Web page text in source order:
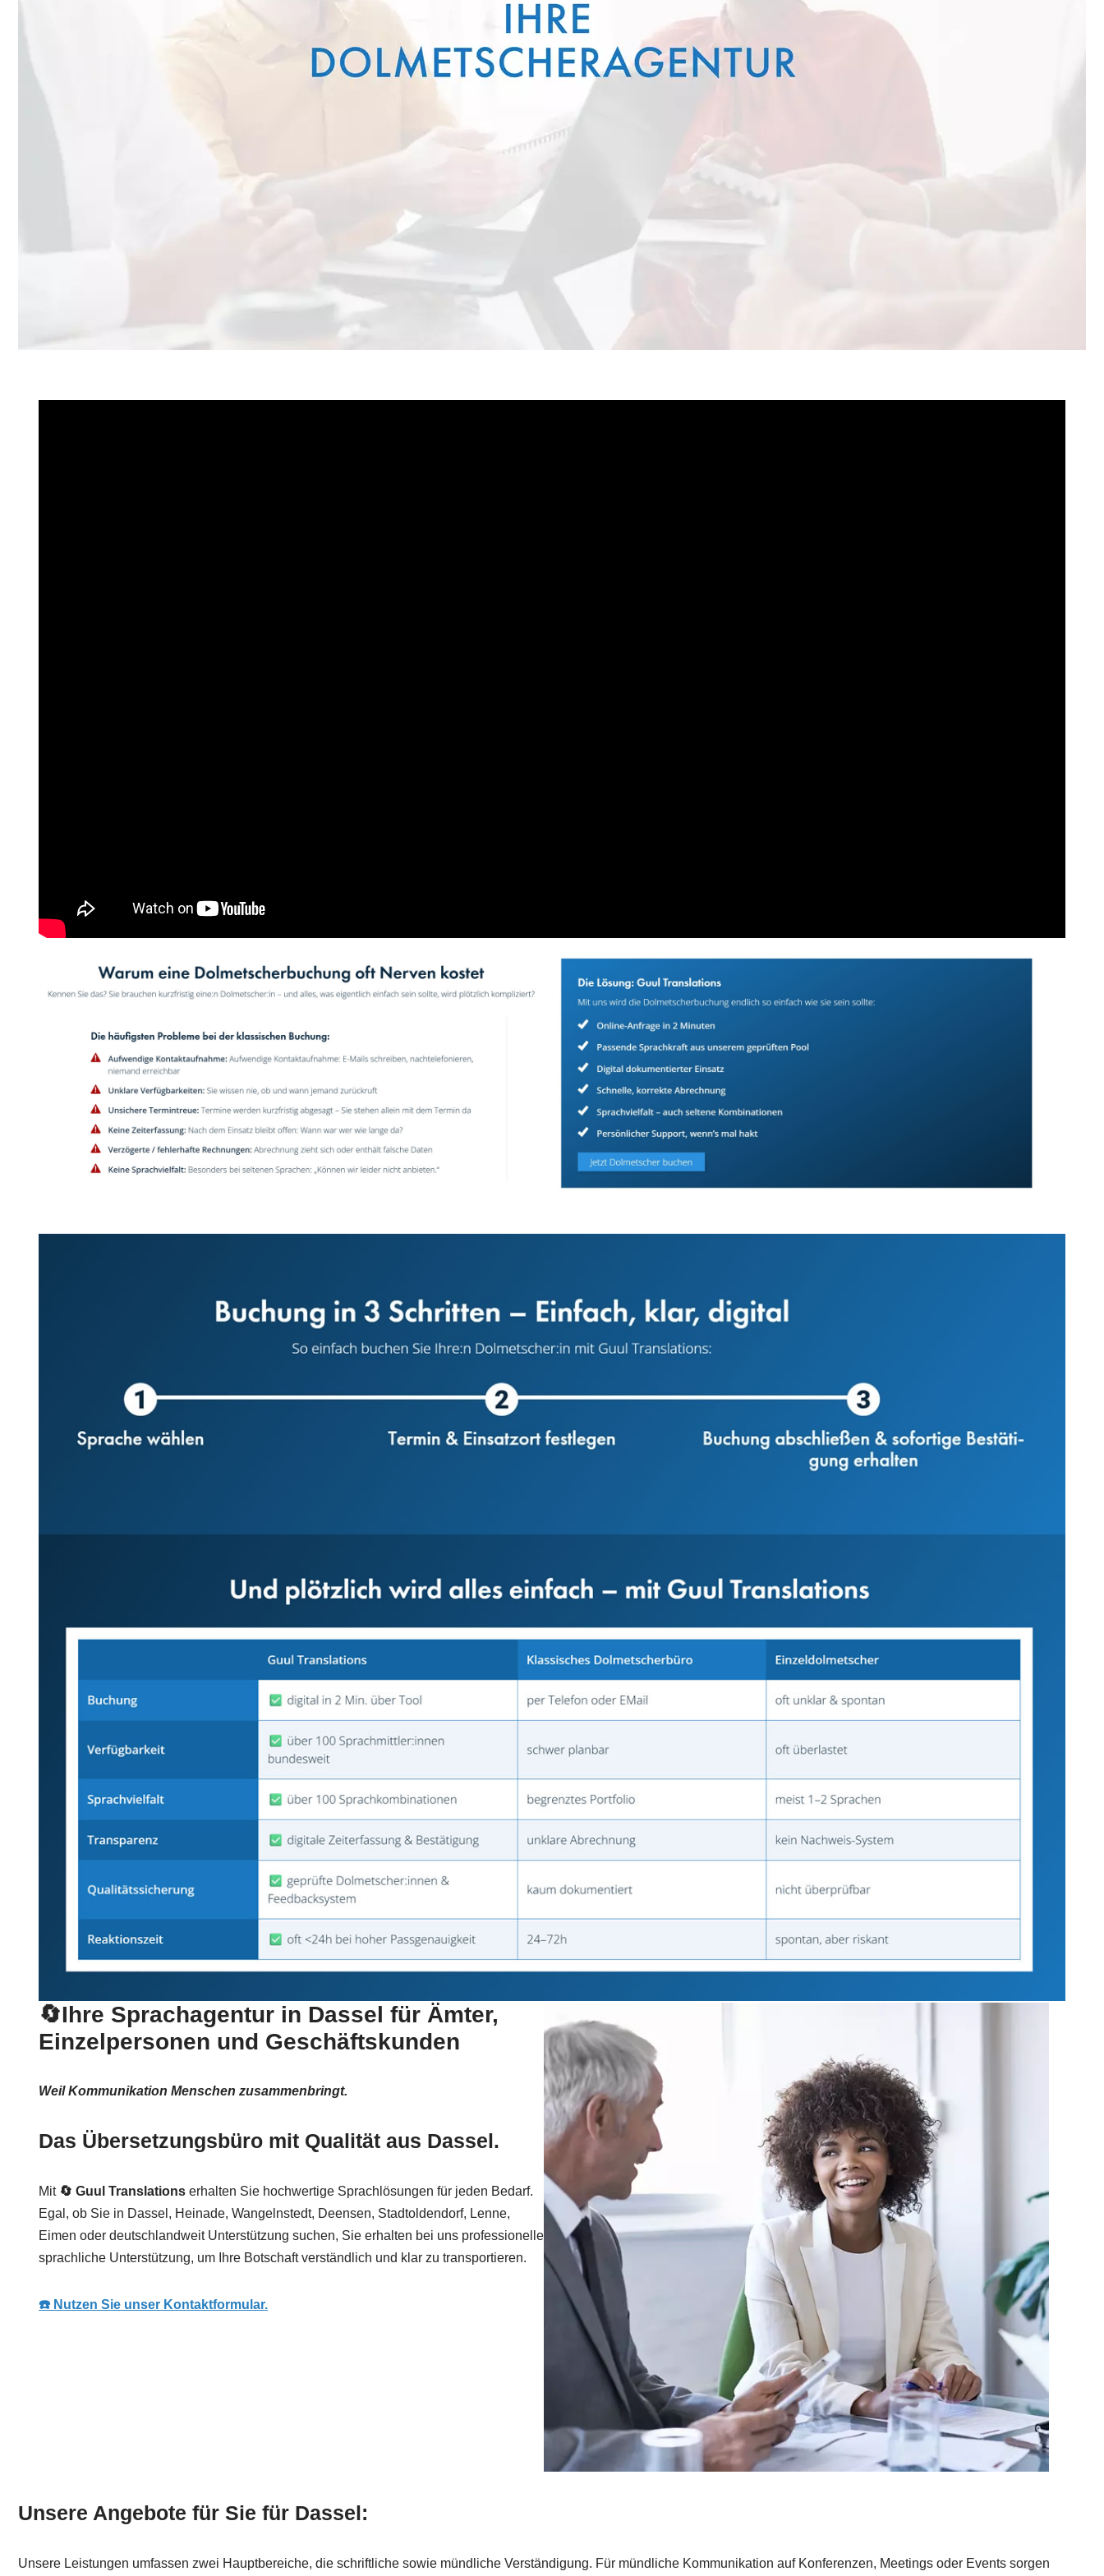
🔄Ihre Sprachagentur in Dassel für Ämter,
Einzelpersonen und Geschäftskunden
Weil Kommunikation Menschen zusammenbringt.
Das Übersetzungsbüro mit Qualität aus Dassel.
Mit 🔄 Guul Translations erhalten Sie hochwertige Sprachlösungen für jeden Bedarf.
Egal, ob Sie in Dassel, Heinade, Wangelnstedt, Deensen, Stadtoldendorf, Lenne,
Eimen oder deutschlandweit Unterstützung suchen, Sie erhalten bei uns professionelle
sprachliche Unterstützung, um Ihre Botschaft verständlich und klar zu transportieren.
☎️ Nutzen Sie unser Kontaktformular.
Unsere Angebote für Sie für Dassel:
Unsere Leistungen umfassen zwei Hauptbereiche, die schriftliche sowie mündliche Verständigung. Für mündliche Kommunikation auf Konferenzen, Meetings oder Events sorgen